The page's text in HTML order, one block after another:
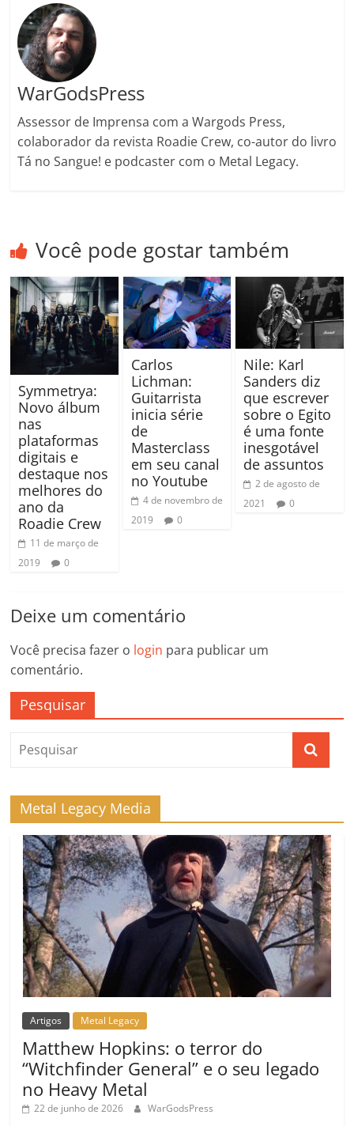
WarGodsPress
Assessor de Imprensa com a Wargods Press,
colaborador da revista Roadie Crew, co-autor do livro
Tá no Sangue! e podcaster com o Metal Legacy.
Você pode gostar também
Symmetrya:
Novo álbum
nas
plataformas
digitais e
destaque nos
melhores do
ano da
Roadie Crew
11 de março de
2019
0
Carlos
Lichman:
Guitarrista
inicia série
de
Masterclass
em seu canal
no Youtube
4 de novembro de
2019
0
Nile: Karl
Sanders diz
que escrever
sobre o Egito
é uma fonte
inesgotável
de assuntos
2 de agosto de
2021
0
Deixe um comentário
Você precisa fazer o login para publicar um
comentário.
Pesquisar
Metal Legacy Media
Artigos Metal Legacy
Matthew Hopkins: o terror do
“Witchfinder General” e o seu legado
no Heavy Metal
22 de junho de 2026 WarGodsPress